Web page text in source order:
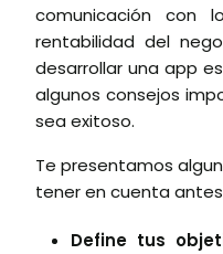
comunicación con
rentabilidad del
desarrollar una app
algunos consejos
sea exitoso.
Te presentamos
tener en cuenta
Define tus